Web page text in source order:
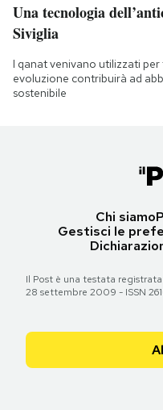
Una tecnologia
Siviglia
I qanat venivano utilizzati
evoluzione contribuirà ad
sostenibile
Chi siamo
Gestisci le
Il Post è una testata
28 settembre 2009 - ISSN